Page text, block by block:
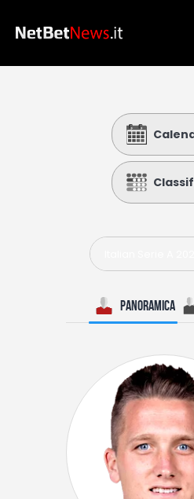
Calcio
Basket
Tennis
Lo Sapevi Che
I consigli di Giulia
Panoramica